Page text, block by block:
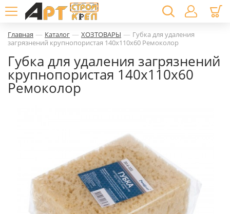
Главная — Каталог — ХОЗТОВАРЫ — Губка для удаления
загрязнений крупнопористая 140х110х60 Ремоколор
Губка для удаления загрязнений
крупнопористая 140х110х60
Ремоколор